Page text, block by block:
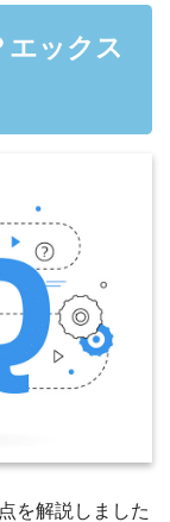
エックス
を解説しました